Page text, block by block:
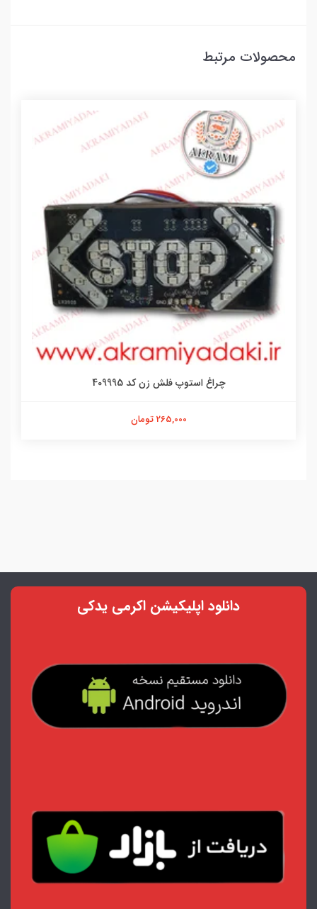
محصولات مرتبط
چراغ استوپ فلش زن کد 409995
265,000 تومان
دانلود اپلیکیشن اکرمی یدکی